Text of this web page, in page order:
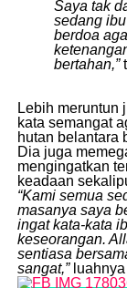
Saya tak
sedang
berdoa
bertahan,”
​Lebih meruntun
kata semangat
hutan belantara
​Dia juga
mengingatkan
keadaan
“Kami semua
masanya saya
ingat kata-kata
keseorangan.
sentiasa
sangat,”luahnya